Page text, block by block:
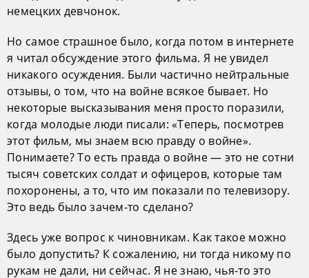
немецких девчонок.
Но самое страшное было, когда потом в интернете
я читал обсуждение этого фильма. Я не увидел
никакого осуждения. Были частично нейтральные
отзывы, о том, что на войне всякое бывает. Но
некоторые высказывания меня просто поразили,
когда молодые люди писали: «Теперь, посмотрев
этот фильм, мы знаем всю правду о войне».
Понимаете? То есть правда о войне — это не сотни
тысяч советских солдат и офицеров, которые там
похоронены, а то, что им показали по телевизору.
Это ведь было зачем-то сделано?
Здесь уже вопрос к чиновникам. Как такое можно
было допустить? К сожалению, ни тогда никому по
рукам не дали, ни сейчас. Я не знаю, чья-то это